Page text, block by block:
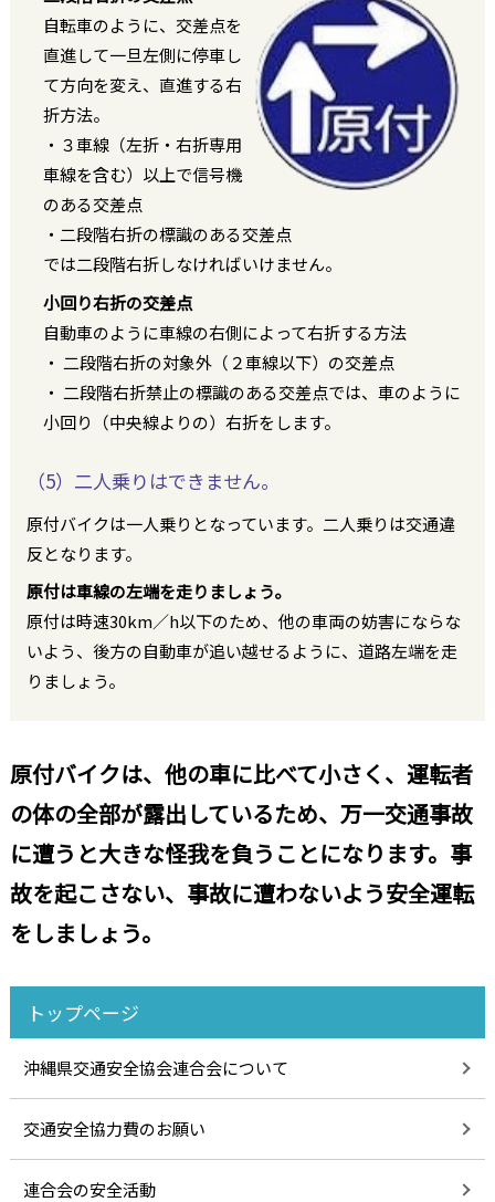
自転車のように、交差点を
直進して一旦左側に停車し
て方向を変え、直進する右
折方法。
・３車線（左折・右折専用
車線を含む）以上で信号機
のある交差点
・二段階右折の標識のある交差点
では二段階右折しなければいけません。
小回り右折の交差点
自動車のように車線の右側によって右折する方法
・ 二段階右折の対象外（２車線以下）の交差点
・ 二段階右折禁止の標識のある交差点では、車のように
小回り（中央線よりの）右折をします。
（5）二人乗りはできません。
原付バイクは一人乗りとなっています。二人乗りは交通違
反となります。
原付は車線の左端を走りましょう。
原付は時速30km／h以下のため、他の車両の妨害にならな
いよう、後方の自動車が追い越せるように、道路左端を走
りましょう。
原付バイクは、他の車に比べて小さく、運転者
の体の全部が露出しているため、万一交通事故
に遭うと大きな怪我を負うことになります。事
故を起こさない、事故に遭わないよう安全運転
をしましょう。
トップページ
沖縄県交通安全協会連合会について
交通安全協力費のお願い
連合会の安全活動